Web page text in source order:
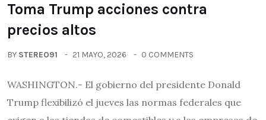
Toma Trump acciones contra
precios altos
BY STEREO91 21 MAYO, 2026 0 COMMENTS
WASHINGTON.- El gobierno del presidente Donald
Trump flexibilizó el jueves las normas federales que